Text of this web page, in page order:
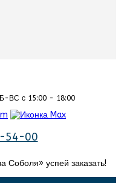
ВС с 15:00 - 18:00
54-00
Соболя» успей заказать!